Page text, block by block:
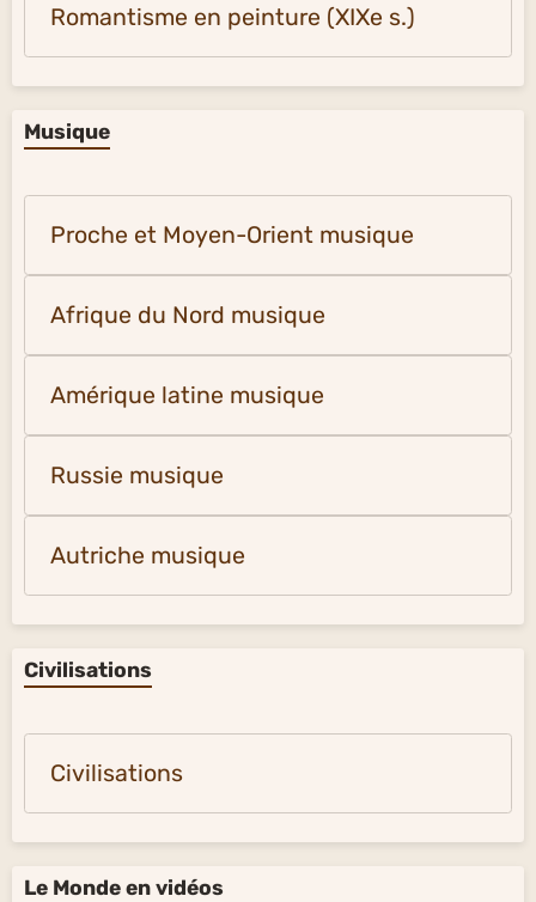
Romantisme en peinture (XIXe s.)
Musique
Proche et Moyen-Orient musique
Afrique du Nord musique
Amérique latine musique
Russie musique
Autriche musique
Civilisations
Civilisations
Le Monde en vidéos